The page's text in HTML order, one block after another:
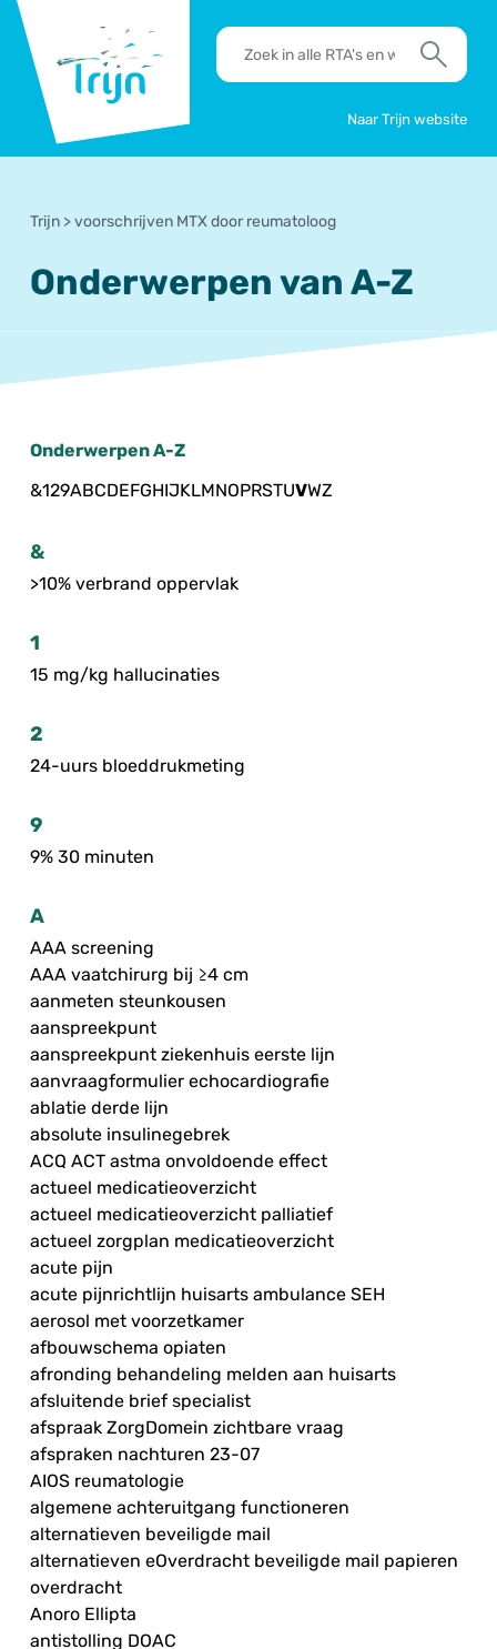
Trijn
RTA's
en
Zoek
Naar Trijn website
Trijn >voorschrijven MTX door reumatoloog
Onderwerpen van A-Z
Onderwerpen A-Z
&129ABCDEFGHIJKLMNOPRSTUVWZ
&
>10% verbrand oppervlak
1
15 mg/kg hallucinaties
2
24-uurs bloeddrukmeting
9
9% 30 minuten
A
AAA screening
AAA vaatchirurg bij ≥4 cm
aanmeten steunkousen
aanspreekpunt
aanspreekpunt ziekenhuis eerste lijn
aanvraagformulier echocardiografie
ablatie derde lijn
absolute insulinegebrek
ACQ ACT astma onvoldoende effect
actueel medicatieoverzicht
actueel medicatieoverzicht palliatief
actueel zorgplan medicatieoverzicht
acute pijn
acute pijnrichtlijn huisarts ambulance SEH
aerosol met voorzetkamer
afbouwschema opiaten
afronding behandeling melden aan huisarts
afsluitende brief specialist
afspraak ZorgDomein zichtbare vraag
afspraken nachturen 23-07
AIOS reumatologie
algemene achteruitgang functioneren
alternatieven beveiligde mail
alternatieven eOverdracht beveiligde mail papieren
overdracht
Anoro Ellipta
antistolling DOAC